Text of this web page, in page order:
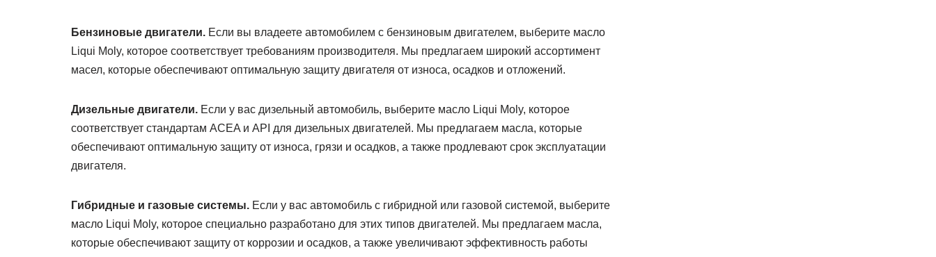
Бензиновые двигатели. Если вы владеете автомобилем с бензиновым двигателем, выберите масло
Liqui Moly, которое соответствует требованиям производителя. Мы предлагаем широкий ассортимент
масел, которые обеспечивают оптимальную защиту двигателя от износа, осадков и отложений.
Дизельные двигатели. Если у вас дизельный автомобиль, выберите масло Liqui Moly, которое
соответствует стандартам ACEA и API для дизельных двигателей. Мы предлагаем масла, которые
обеспечивают оптимальную защиту от износа, грязи и осадков, а также продлевают срок эксплуатации
двигателя.
Гибридные и газовые системы. Если у вас автомобиль с гибридной или газовой системой, выберите
масло Liqui Moly, которое специально разработано для этих типов двигателей. Мы предлагаем масла,
которые обеспечивают защиту от коррозии и осадков, а также увеличивают эффективность работы